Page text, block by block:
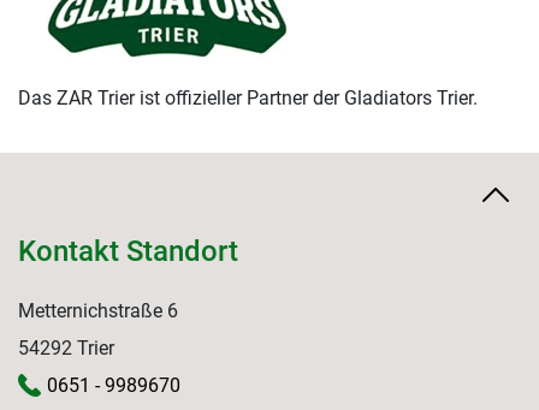
Das ZAR Trier ist offizieller Partner der Gladiators Trier.
Kontakt Standort
Metternichstraße 6
54292 Trier
0651 - 9989670